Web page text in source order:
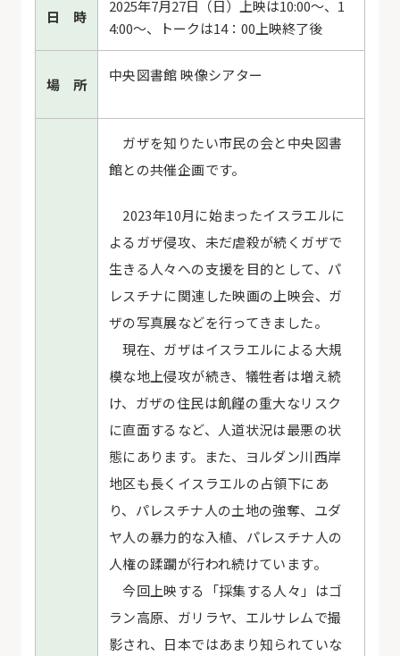
日 時
2025年7月27日（日）上映は10:00〜、1
4:00～、トークは14：00上映終了後
場 所
中央図書館 映像シアター
ガザを知りたい市民の会と中央図書
館との共催企画です。
2023年10月に始まったイスラエルに
よるガザ侵攻、未だ虐殺が続くガザで
生きる人々への支援を目的として、パ
レスチナに関連した映画の上映会、ガ
ザの写真展などを行ってきました。
現在、ガザはイスラエルによる大規
模な地上侵攻が続き、犠牲者は増え続
け、ガザの住民は飢饉の重大なリスク
に直面するなど、人道状況は最悪の状
態にあります。また、ヨルダン川西岸
地区も長くイスラエルの占領下にあ
り、パレスチナ人の土地の強奪、ユダ
ヤ人の暴力的な入植、パレスチナ人の
人権の蹂躙が行われ続けています。
今回上映する「採集する人々」はゴ
ラン高原、ガリラヤ、エルサレムで撮
影され、日本ではあまり知られていな